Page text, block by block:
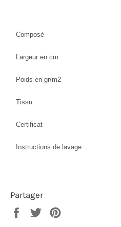
Composé
Largeur en cm
Poids en gr/m2
Tissu
Certificat
Instructions de lavage
Partager
PartagerTweeter